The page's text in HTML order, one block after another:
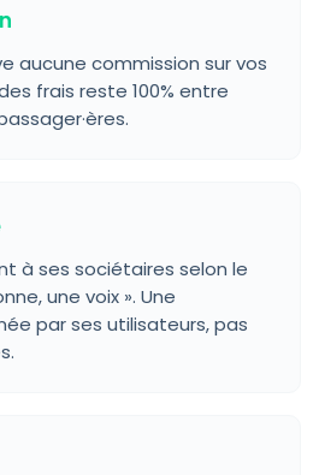
aucune commission sur vos
frais reste 100% entre
à ses sociétaires selon le
une voix ». Une
par ses utilisateurs, pas